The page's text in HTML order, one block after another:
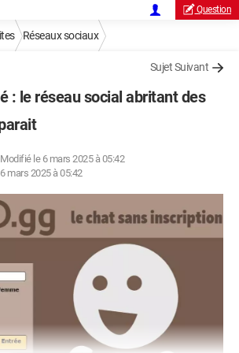
Question
Réseaux sociaux
Sujet Suivant
: le réseau social abritant des
Modifié le 6 mars 2025 à 05:42
6 mars 2025 à 05:42